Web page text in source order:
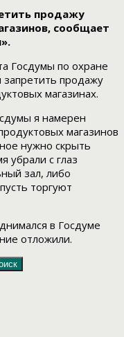
продажу
сообщает
Госдумы по охране
продажу
магазинах.
я намерен
магазинов
нужно скрыть
убрали с глаз
зал, либо
торгуют
в Госдуме
отложили.